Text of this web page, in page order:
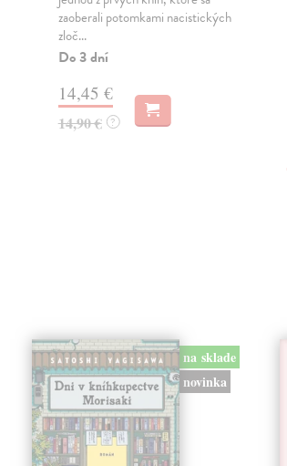
zaoberali potomkami nacistických
zloč...
Do 3 dní
14,45 €
14,90 € ?
na sklade
novinka